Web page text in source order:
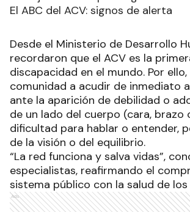
El ABC del ACV: signos de alerta
Desde el Ministerio de Desarrollo
recordaron que el ACV es la
discapacidad en el mundo. Por
comunidad a acudir de inmediato
ante la aparición de debilidad o
de un lado del cuerpo (cara, brazo
dificultad para hablar o entender,
de la visión o del equilibrio.
“La red funciona y salva vidas”,
especialistas, reafirmando el
sistema público con la salud de
Ads